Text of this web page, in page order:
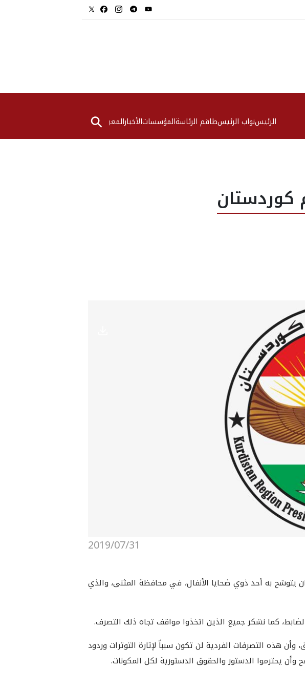
الرئیسنواب الرئيسطاقم الرئاسةالمؤسساتالأخبارالمعرض⚲
كوردستان
2019/07/31
يتوشح به أحد ذوي ضحايا الأنفال، في محافظة المثنى، والذي
كما نشكر جميع الذين اتخذوا مواقف تجاه ذلك التصرف.
هذه التصرفات الفردية لن تكون سبباً لإثارة التوترات وردود
يحترموا الدستور والحقوق الدستورية لكل المكونات.